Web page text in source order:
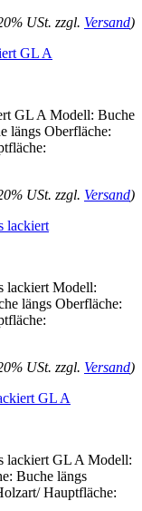
USt. zzgl. Versand)
GL A
GL A Modell: Buche
längs Oberfläche:
USt. zzgl. Versand)
lackiert
lackiert Modell:
längs Oberfläche:
USt. zzgl. Versand)
GL A
lackiert GL A Modell:
Buche längs
Hauptfläche: